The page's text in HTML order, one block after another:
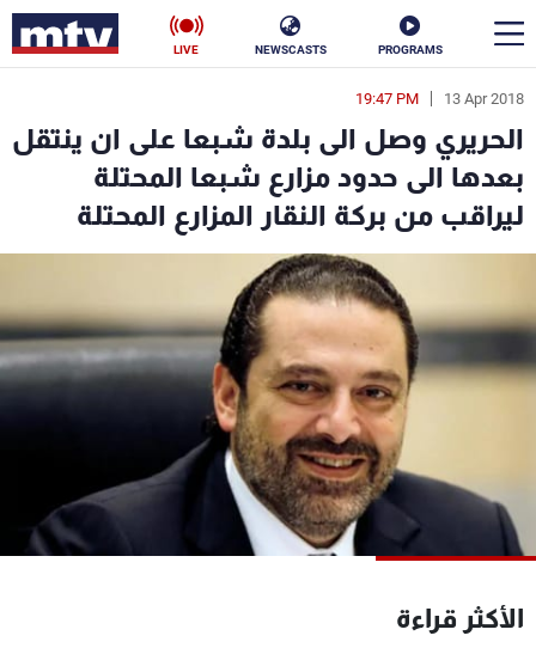
PROGRAMS
NEWSCASTS
LIVE
13 Apr 2018
19:47 PM
الحريري وصل الى بلدة شبعا على ان ينتقل
بعدها الى حدود مزارع شبعا المحتلة
ليراقب من بركة النقار المزارع المحتلة
الأكثر قراءة
en
الأخبار
سياسة ناس
فن
منوعات رياضة
كأس العالم
البرامج
جدول البرامج
شاهد البرامج